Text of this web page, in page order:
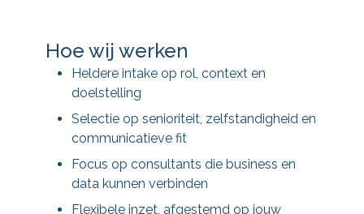
Hoe wij werken
Heldere intake op rol, context en
doelstelling
Selectie op senioriteit, zelfstandigheid en
communicatieve fit
Focus op consultants die business en
data kunnen verbinden
Flexibele inzet, afgestemd op jouw